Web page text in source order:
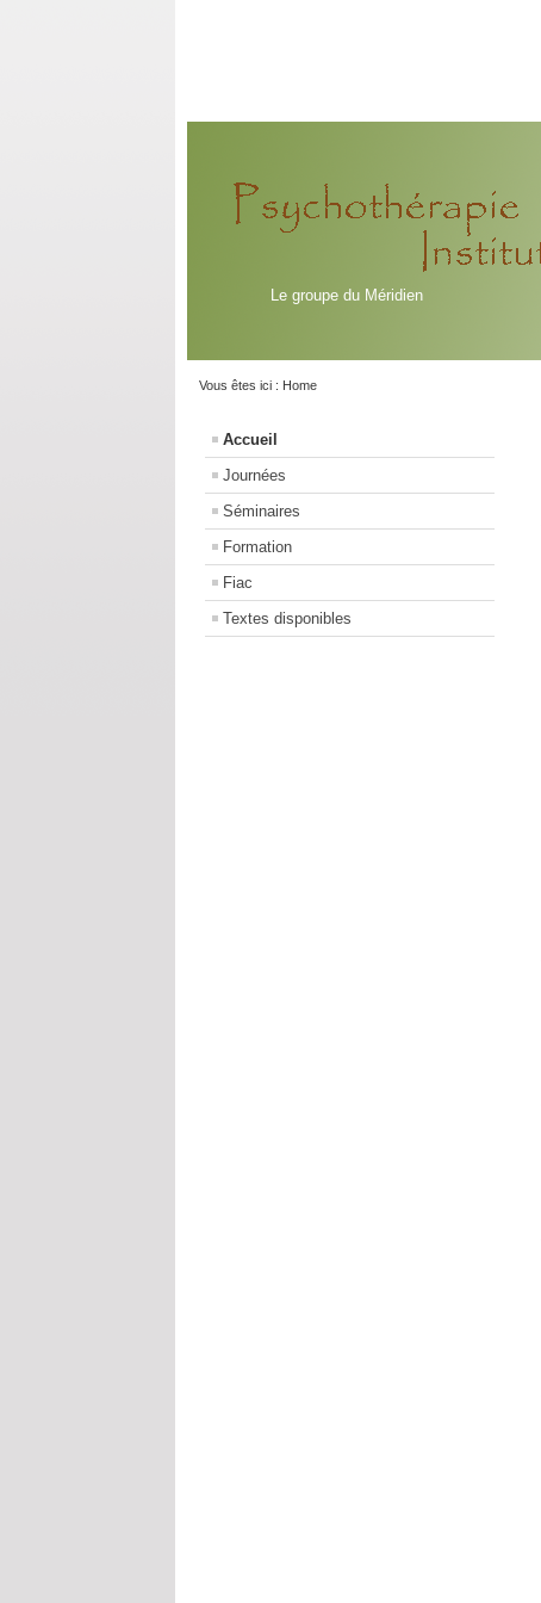
Le groupe du Méridien
Vous êtes ici : Home
Accueil
Journées
Séminaires
Formation
Fiac
Textes disponibles